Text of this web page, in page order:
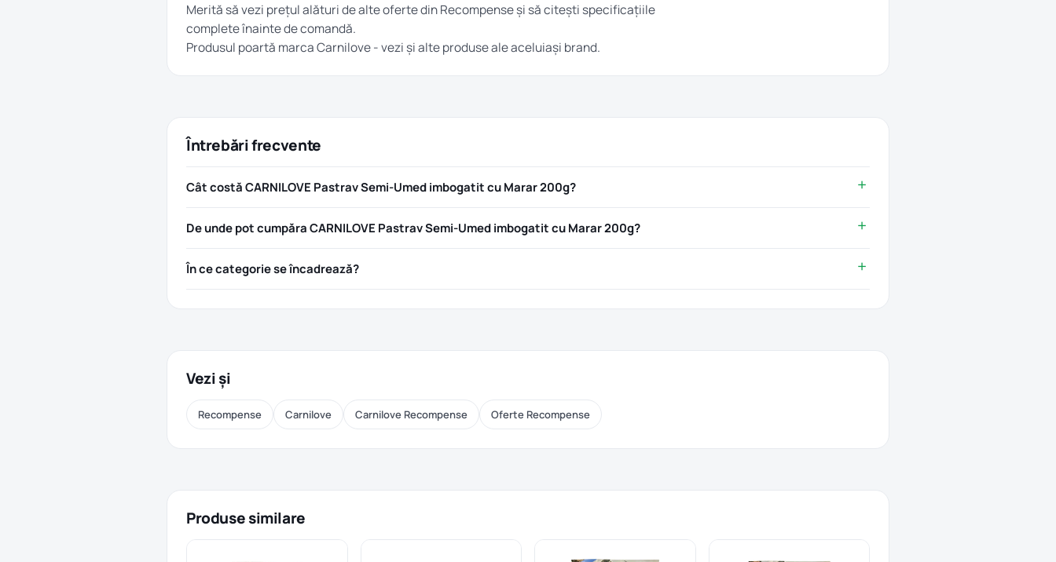
Merită să vezi prețul alături de alte oferte dinRecompenseși să citești specificațiile
complete înainte de comandă.
Produsul poartă marcaCarnilove- vezi și alte produse ale aceluiași brand.
Întrebări frecvente
Cât costă CARNILOVE Pastrav Semi-Umed imbogatit cu Marar 200g?
De unde pot cumpăra CARNILOVE Pastrav Semi-Umed imbogatit cu Marar 200g?
În ce categorie se încadrează?
Vezi și
Recompense Carnilove Carnilove Recompense Oferte Recompense
Produse similare